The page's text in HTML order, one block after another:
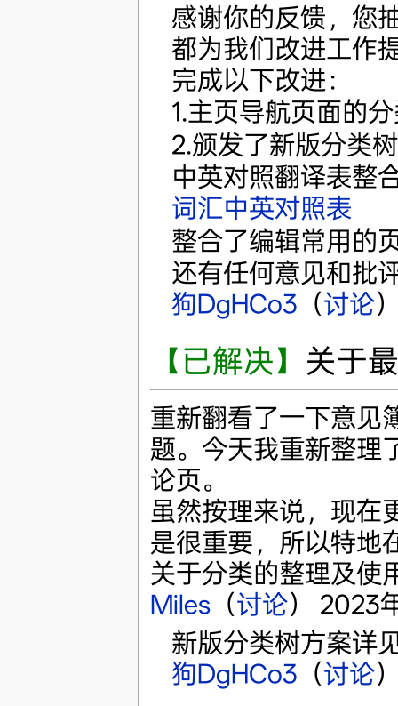
感谢你的反馈，您
都为我们改进工作
完成以下改进：
1.主页导航页面的
2.颁发了新版分类
中英对照翻译表整
词汇中英对照表
整合了编辑常用的
还有任何意见和批
狗DgHCo3 （讨论
【已解决】 关于
重新翻看了一下意见
题。今天我重新整理
论页。
虽然按理来说，现在
是很重要，所以特地
关于分类的整理及使
Miles（讨论） 2023
新版分类树方案详
狗DgHCo3 （讨论